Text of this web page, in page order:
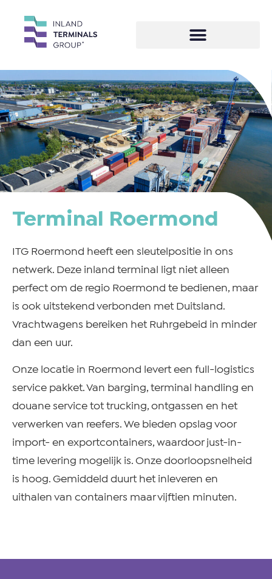
Terminal Roermond
ITG Roermond heeft een sleutelpositie in ons
netwerk. Deze inland terminal ligt niet alleen
perfect om de regio Roermond te bedienen, maar
is ook uitstekend verbonden met Duitsland.
Vrachtwagens bereiken het Ruhrgebeid in minder
dan een uur.
Onze locatie in Roermond levert een full-logistics
service pakket. Van barging, terminal handling en
douane service tot trucking, ontgassen en het
verwerken van reefers. We bieden opslag voor
import- en exportcontainers, waardoor just-in-
time levering mogelijk is. Onze doorloopsnelheid
is hoog. Gemiddeld duurt het inleveren en
uithalen van containers maar vijftien minuten.